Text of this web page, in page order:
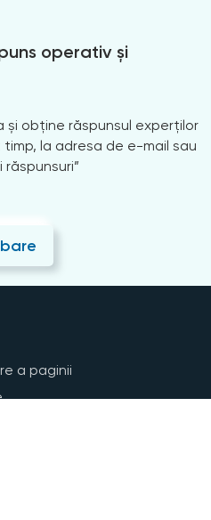
operativ și
obține răspunsul experților
la adresa de e-mail sau
a paginii